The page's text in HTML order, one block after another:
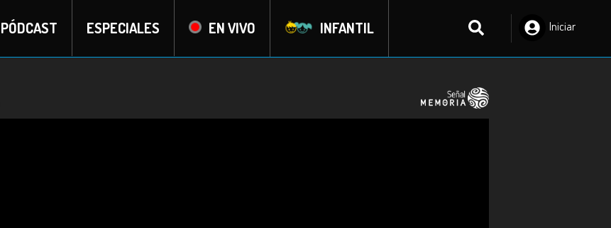
PÓDCAST ESPECIALES EN VIVO INFANTIL
Iniciar